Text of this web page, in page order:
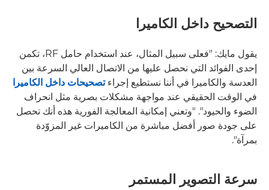
التصحيح داخل الكاميرا
يقول مايك: "فعلى سبيل المثال، عند استخدام حامل RF، تكمن
إحدى الفوائد التي نحصل عليها من الاتصال العالي السرعة بين
العدسة والكاميرا في أننا نستطيع إجراءتصحيحات داخل الكاميرا
في الوقت الحقيقي عند مواجهة مشكلات بصرية مثل انحراف
الضوء والحيود". "وتعني إمكانية المعالجة الفورية هذه أنك تحصل
على جودة صور أفضل مباشرة من الكاميرات غير المزوّدة
بمرآة".
سرعة التصوير المستمر